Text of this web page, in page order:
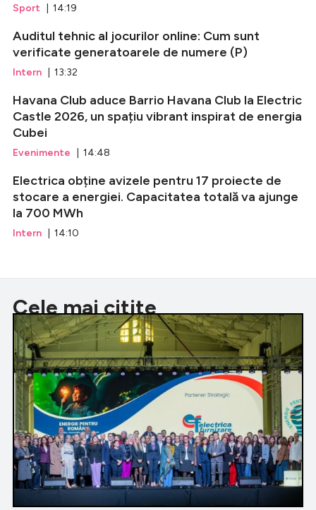
Sport | 14:19
Auditul tehnic al jocurilor online: Cum sunt
verificate generatoarele de numere (P)
Intern | 13:32
Havana Club aduce Barrio Havana Club la Electric
Castle 2026, un spațiu vibrant inspirat de energia
Cubei
Evenimente | 14:48
Electrica obține avizele pentru 17 proiecte de
stocare a energiei. Capacitatea totală va ajunge
la 700 MWh
Intern | 14:10
Cele mai citite